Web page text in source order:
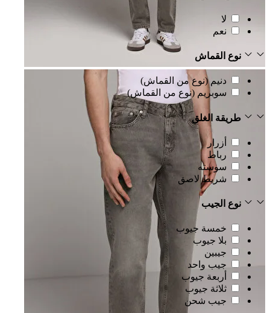
لا
نعم
نوع القماش
دنيم (نوع من القماش)
سوبريم (نوع من القماش)
طريقة الغلق
أزرار
رباط
سوسته
شريط لاصق
نوع الجيب
خمسة جيوب
بلا جيوب
جيبين
جيب واحد
أربعة جيوب
ثلاثة جيوب
جيب شحن